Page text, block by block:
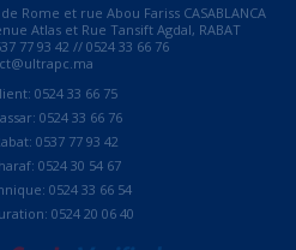
Rome et rue Abou Fariss CASABLANCA
Atlas et Rue Tansift Agdal, RABAT
77 93 42 // 0524 33 66 76
0524 33 66 75
0524 33 66 76
0537 77 93 42
0524 30 54 67
0524 33 66 54
0524 20 06 40